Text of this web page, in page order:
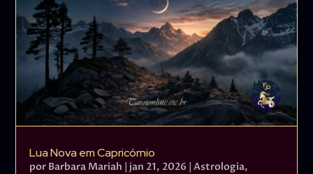
Lua Nova em Capricórnio
por Barbara Mariah | jan 21, 2026 |Astrologia,